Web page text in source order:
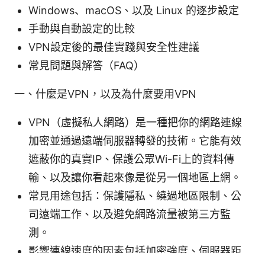
Windows、macOS、以及 Linux 的逐步設定
手動與自動設定的比較
VPN設定後的最佳實踐與安全性建議
常見問題與解答（FAQ）
一、什麼是VPN，以及為什麼要用VPN
VPN（虛擬私人網路）是一種把你的網路連線
加密並通過遠端伺服器轉發的技術。它能有效
遮蔽你的真實IP、保護公眾Wi-Fi上的資料傳
輸、以及讓你看起來像是從另一個地區上網。
常見用途包括：保護隱私、繞過地區限制、公
司遠端工作、以及避免網路流量被第三方監
測。